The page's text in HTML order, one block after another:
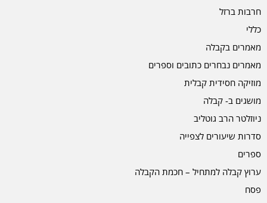
חרבות ברזל
כללי
מאמרים בקבלה
מאמרים נבחרים כתובים וספרים
מוזיקה חסידית קבלית
מושגים ב- קבלה
ניוזלטר הרב גוטליב
סדרות שיעורים לצפייה
ספרים
ערוץ קבלה למתחיל – חכמת הקבלה
פסח